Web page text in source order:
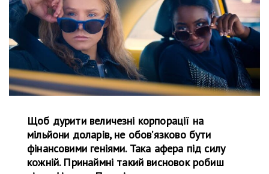
Щоб дурити величезні корпорації на
мільйони доларів, не обов’язково бути
фінансовими геніями. Така афера під силу
кожній. Принаймні такий висновок робиш